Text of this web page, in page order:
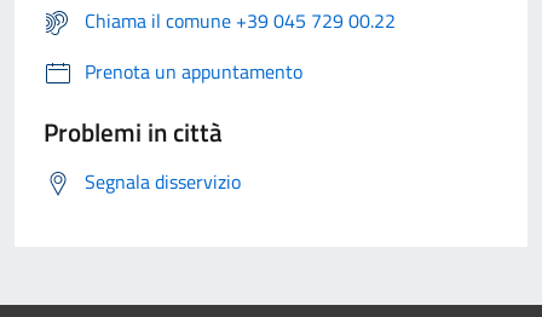
Chiama il comune +39 045 729 00.22
Prenota un appuntamento
Problemi in città
Segnala disservizio